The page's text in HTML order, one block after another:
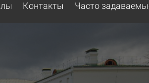
Контакты Часто